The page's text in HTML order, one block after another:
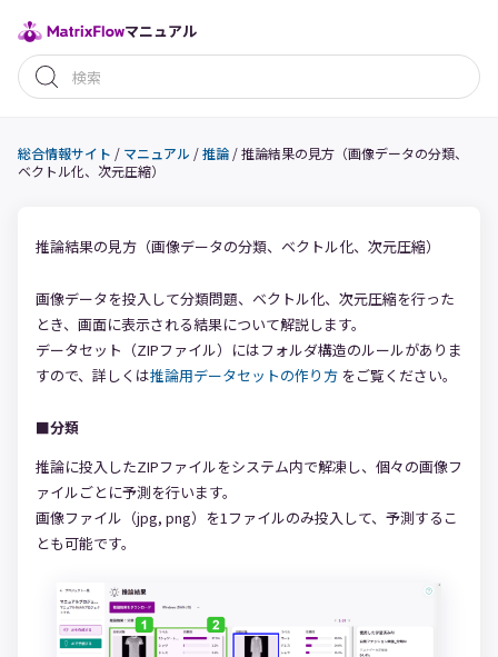
マニュアル
総合情報サイト / マニュアル /推論 /推論結果の見方（画像データの分類、
ベクトル化、次元圧縮）
推論結果の見方（画像データの分類、ベクトル化、次元圧縮）
画像データを投入して分類問題、ベクトル化、次元圧縮を行った
とき、画面に表示される結果について解説します。
データセット（ZIPファイル）にはフォルダ構造のルールがありま
すので、詳しくは推論用データセットの作り方 をご覧ください。
■分類
推論に投入したZIPファイルをシステム内で解凍し、個々の画像フ
ァイルごとに予測を行います。
画像ファイル（jpg, png）を1ファイルのみ投入して、予測するこ
とも可能です。